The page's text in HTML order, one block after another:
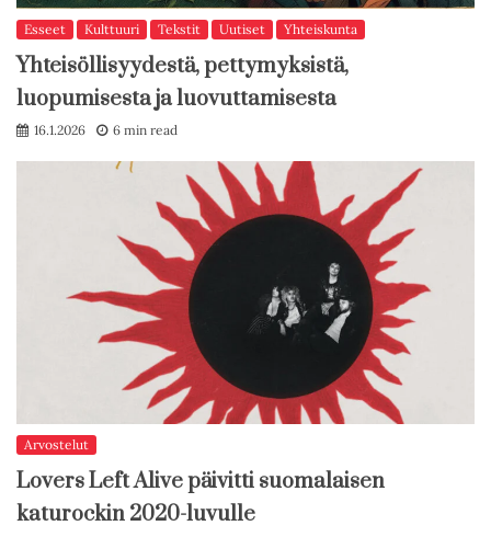
Esseet Kulttuuri Tekstit Uutiset Yhteiskunta
Yhteisöllisyydestä, pettymyksistä,
luopumisesta ja luovuttamisesta
16.1.2026 6 min read
Arvostelut
Lovers Left Alive päivitti suomalaisen
katurockin 2020-luvulle